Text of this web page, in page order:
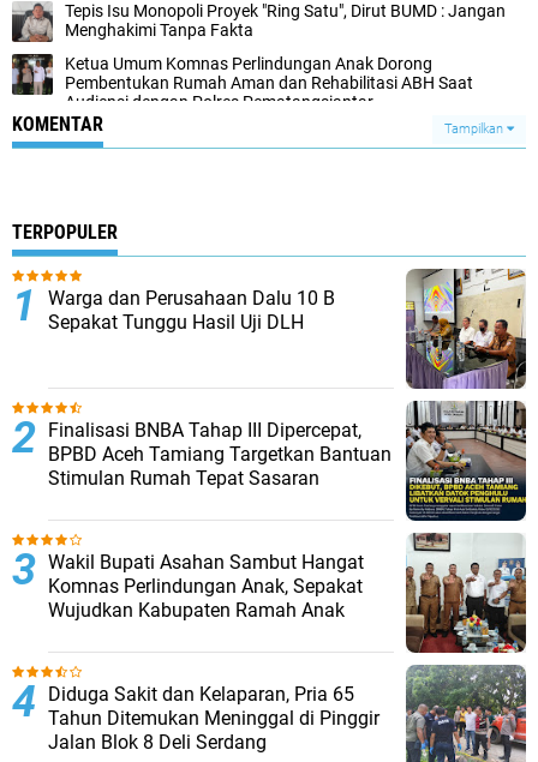
Tepis Isu Monopoli Proyek "Ring Satu", Dirut BUMD : Jangan
Menghakimi Tanpa Fakta
Ketua Umum Komnas Perlindungan Anak Dorong
Pembentukan Rumah Aman dan Rehabilitasi ABH Saat
Audiensi dengan Polres Pematangsiantar
KOMENTAR Tampilkan
TERPOPULER
Warga dan Perusahaan Dalu 10 B
Sepakat Tunggu Hasil Uji DLH
Finalisasi BNBA Tahap III Dipercepat,
BPBD Aceh Tamiang Targetkan Bantuan
Stimulan Rumah Tepat Sasaran
Wakil Bupati Asahan Sambut Hangat
Komnas Perlindungan Anak, Sepakat
Wujudkan Kabupaten Ramah Anak
Diduga Sakit dan Kelaparan, Pria 65
Tahun Ditemukan Meninggal di Pinggir
Jalan Blok 8 Deli Serdang